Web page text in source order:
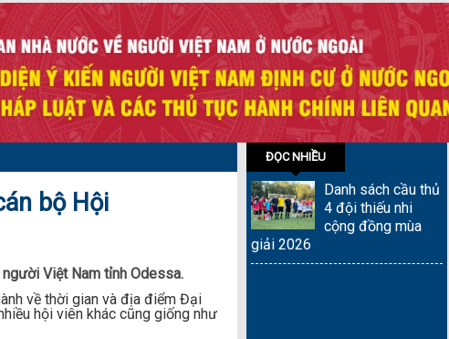
bộ Hội
Việt Nam tỉnh Odessa.
về thời gian và địa điểm Đại
hội viên khác cũng giống như
ĐỌC NHIỀU
Danh sách cầu thủ
4 đội thiếu nhi
cộng đồng mùa
giải 2026